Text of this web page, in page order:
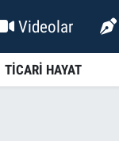
Videolar
TİCARİ HAYAT